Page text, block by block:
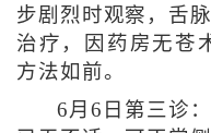
步剧烈时观察，舌
治疗，因药房无苍
方法如前。
6月6日第三诊